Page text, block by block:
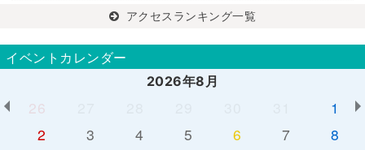
アクセスランキング一覧
イベントカレンダー
2026年8月
26
1
2
3 4 5 6 7
8